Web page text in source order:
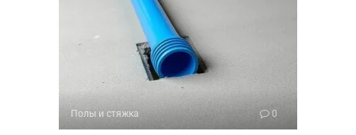
Полы и стяжка 0